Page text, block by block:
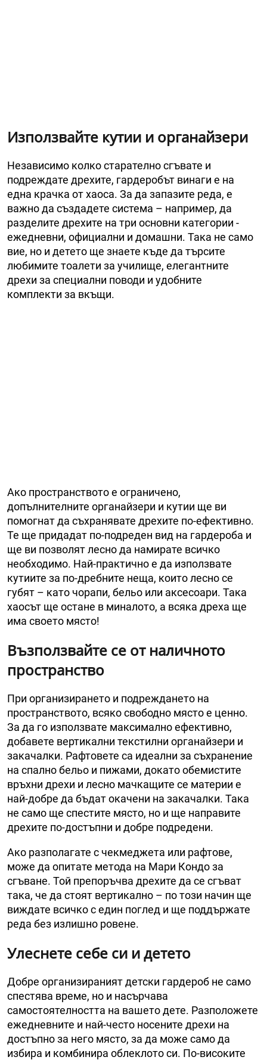
Използвайте кутии и органайзери
Независимо колко старателно сгъвате и
подреждате дрехите, гардеробът винаги е на
една крачка от хаоса. За да запазите реда, е
важно да създадете система – например, да
разделите дрехите на три основни категории -
ежедневни, официални и домашни. Така не само
вие, но и детето ще знаете къде да търсите
любимите тоалети за училище, елегантните
дрехи за специални поводи и удобните
комплекти за вкъщи.
Ако пространството е ограничено,
допълнителните органайзери и кутии ще ви
помогнат да съхранявате дрехите по-ефективно.
Те ще придадат по-подреден вид на гардероба и
ще ви позволят лесно да намирате всичко
необходимо. Най-практично е да използвате
кутиите за по-дребните неща, които лесно се
губят – като чорапи, бельо или аксесоари. Така
хаосът ще остане в миналото, а всяка дреха ще
има своето място!
Възползвайте се от наличното
пространство
При организирането и подреждането на
пространството, всяко свободно място е ценно.
За да го използвате максимално ефективно,
добавете вертикални текстилни органайзери и
закачалки. Рафтовете са идеални за съхранение
на спално бельо и пижами, докато обемистите
връхни дрехи и лесно мачкащите се материи е
най-добре да бъдат окачени на закачалки. Така
не само ще спестите място, но и ще направите
дрехите по-достъпни и добре подредени.
Ако разполагате с чекмеджета или рафтове,
може да опитате метода на Мари Кондо за
сгъване. Той препоръчва дрехите да се сгъват
така, че да стоят вертикално – по този начин ще
виждате всичко с един поглед и ще поддържате
реда без излишно ровене.
Улеснете себе си и детето
Добре организираният детски гардероб не само
спестява време, но и насърчава
самостоятелността на вашето дете. Разположете
ежедневните и най-често носените дрехи на
достъпно за него място, за да може само да
избира и комбинира облеклото си. По-високите